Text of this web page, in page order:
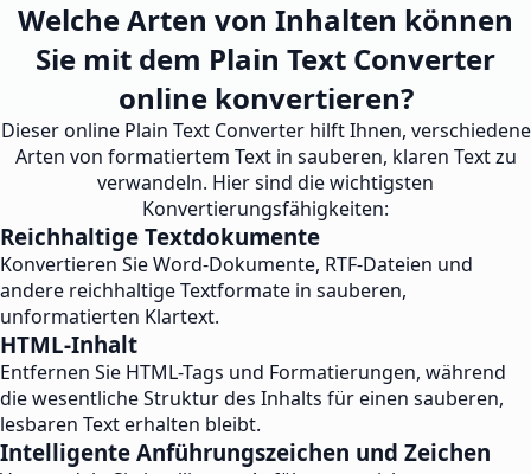
Welche Arten von Inhalten können
Sie mit dem Plain Text Converter
online konvertieren?
Dieser online Plain Text Converter hilft Ihnen, verschiedene
Arten von formatiertem Text in sauberen, klaren Text zu
verwandeln. Hier sind die wichtigsten
Konvertierungsfähigkeiten:
Reichhaltige Textdokumente
Konvertieren Sie Word-Dokumente, RTF-Dateien und
andere reichhaltige Textformate in sauberen,
unformatierten Klartext.
HTML-Inhalt
Entfernen Sie HTML-Tags und Formatierungen, während
die wesentliche Struktur des Inhalts für einen sauberen,
lesbaren Text erhalten bleibt.
Intelligente Anführungszeichen und Zeichen